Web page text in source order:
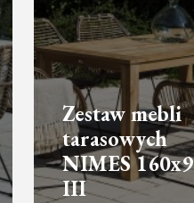
Zestaw mebli
tarasowych
NIMES
III